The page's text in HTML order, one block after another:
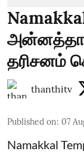
தரிசனம்
thanthitv
Published on: 07
Namakkal